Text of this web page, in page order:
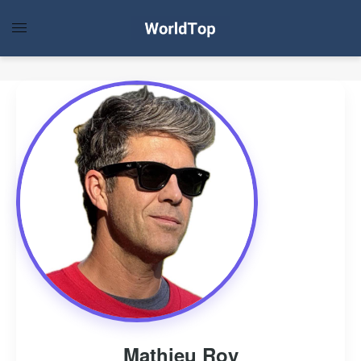
Mathieu Roy